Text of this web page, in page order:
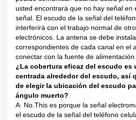
usted encontrará que no hay señal en
señal. El escudo de la señal del
interferirá con el trabajo normal de
electrónicos. La antena se debe
correspondientes de cada canal en el
conectar con la fuente de
¿La cobertura eficaz del escudo es
centrada alrededor del escudo, así
de elegir la ubicación del escudo
ángulo muerto?
A: No.This es porque la señal
el escudo de la señal del teléfono